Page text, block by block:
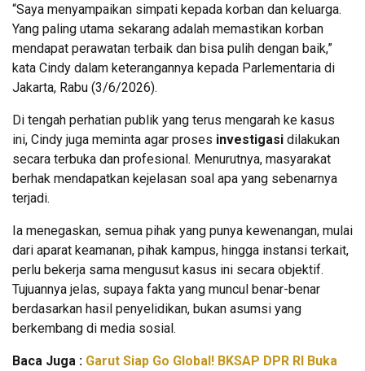
“Saya menyampaikan simpati kepada korban dan keluarga.
Yang paling utama sekarang adalah memastikan korban
mendapat perawatan terbaik dan bisa pulih dengan baik,”
kata Cindy dalam keterangannya kepada Parlementaria di
Jakarta, Rabu (3/6/2026).
Di tengah perhatian publik yang terus mengarah ke kasus
ini, Cindy juga meminta agar proses investigasi dilakukan
secara terbuka dan profesional. Menurutnya, masyarakat
berhak mendapatkan kejelasan soal apa yang sebenarnya
terjadi.
Ia menegaskan, semua pihak yang punya kewenangan, mulai
dari aparat keamanan, pihak kampus, hingga instansi terkait,
perlu bekerja sama mengusut kasus ini secara objektif.
Tujuannya jelas, supaya fakta yang muncul benar-benar
berdasarkan hasil penyelidikan, bukan asumsi yang
berkembang di media sosial.
Baca Juga : Garut Siap Go Global! BKSAP DPR RI Buka